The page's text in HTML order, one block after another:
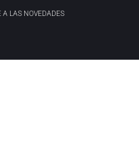
A LAS NOVEDADES